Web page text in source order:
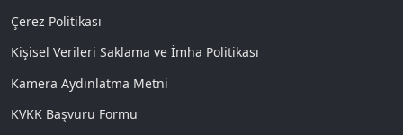
Çerez Politikası
Kişisel Verileri Saklama ve İmha Politikası
Kamera Aydınlatma Metni
KVKK Başvuru Formu